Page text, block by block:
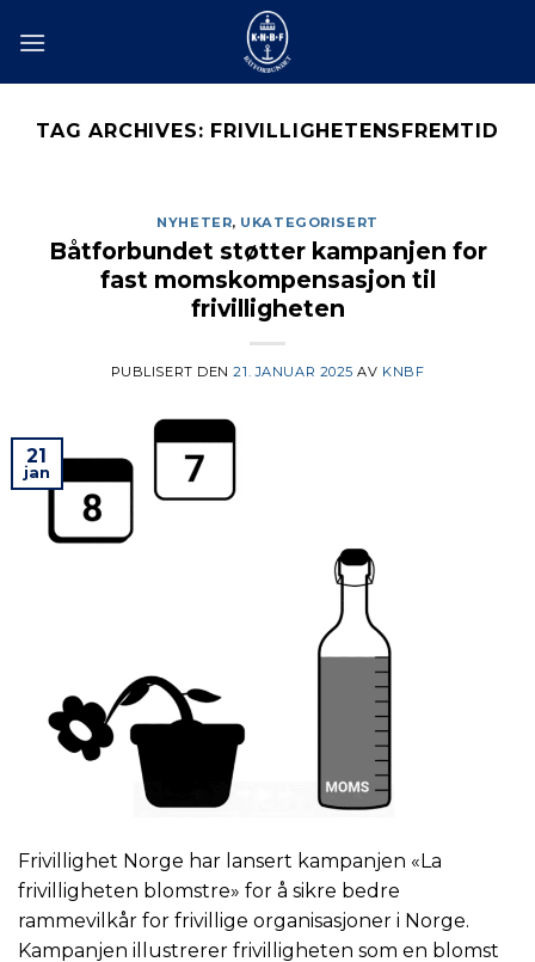
TAG ARCHIVES: FRIVILLIGHETENSFREMTID
NYHETER, UKATEGORISERT
Båtforbundet støtter kampanjen for
fast momskompensasjon til
frivilligheten
PUBLISERT DEN21. JANUAR 2025 AV KNBF
21
jan
Frivillighet Norge har lansert kampanjen «La
frivilligheten blomstre» for å sikre bedre
rammevilkår for frivillige organisasjoner i Norge.
Kampanjen illustrerer frivilligheten som en blomst